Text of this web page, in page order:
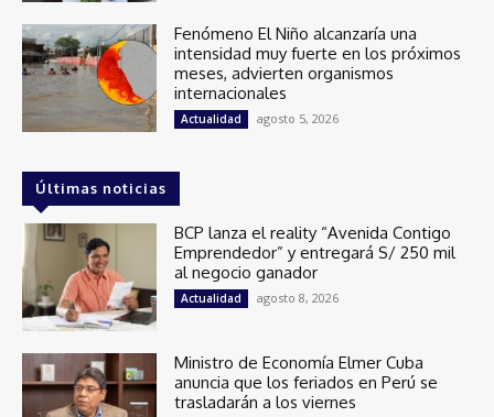
Fenómeno El Niño alcanzaría una
intensidad muy fuerte en los próximos
meses, advierten organismos
internacionales
Actualidad agosto 5, 2026
Últimas noticias
BCP lanza el reality “Avenida Contigo
Emprendedor” y entregará S/ 250 mil
al negocio ganador
Actualidad agosto 8, 2026
Ministro de Economía Elmer Cuba
anuncia que los feriados en Perú se
trasladarán a los viernes